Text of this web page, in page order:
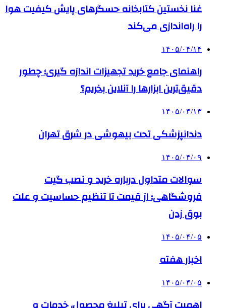
غنا نخستین کتابخانه حسگرهای پایش کیفیت هوا
را راه‌اندازی می‌کند
۱۴۰۵/۰۴/۱۴
راهنمای جامع خرید تجهیزات اندازه گیری؛ چطور
دقیق‌ترین ابزارها را آنلاین بخریم؟
۱۴۰۵/۰۴/۱۳
دندانپزشکی تحت بیهوشی در شرق تهران
۱۴۰۵/۰۴/۰۹
سوالات متداول درباره خرید و نصب گیت
فروشگاهی؛ از قیمت تا تنظیم حساسیت و علت
بوق زدن
۱۴۰۵/۰۴/۰۵
اخبار هفته
۱۴۰۵/۰۴/۰۵